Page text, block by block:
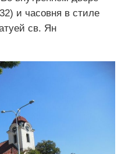
и часовня в стиле
св. Ян